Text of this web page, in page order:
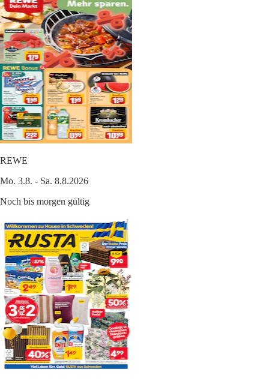
REWE
Mo. 3.8. - Sa. 8.8.2026
Noch bis morgen gültig